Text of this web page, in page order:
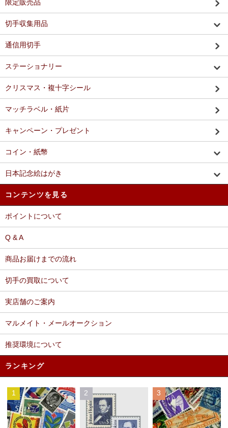
限定販売品
切手収集用品
通信用切手
ステーショナリー
クリスマス・複十字シール
マッチラベル・紙片
キャンペーン・プレゼント
コイン・紙幣
日本記念絵はがき
コンテンツを見る
ポイントについて
Q & A
商品お届けまでの流れ
切手の買取について
実店舗のご案内
マルメイト・メールオークション
推奨環境について
ランキング
1 2 3